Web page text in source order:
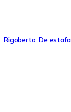
Rigoberto: De